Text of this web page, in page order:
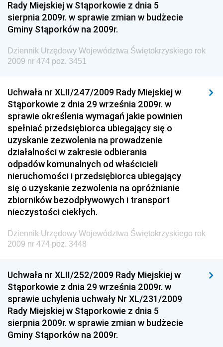
Dziennik Urzędowy Ministra Gospodarki Morskiej i
Żeglugi Śródlądowej
Dziennik Urzędowy Ministra Energii
Dziennik Urzędowy Ministra Finansów
Dziennik Urzędowy Ministra Rozwoju i Finansów
Dziennik Urzędowy Wyższego Urzędu Górniczego
Dziennik Urzędowy Prezesa Urzędu Transportu
Kolejowego
Dziennik Urzędowy Ministra Przedsiębiorczości i
Technologii
Dziennik Urzędowy Ministra Inwestycji i Rozwoju
Dziennik Urzędowy Naczelnego Dyrektora Archiwów
Państwowych
Dziennik Urzędowy Ministra Finansów, Inwestycji i
Rozwoju
Dziennik Urzędowy Ministra Sportu
Dziennik Urzędowy Ministra Funduszy i Polityki
Regionalnej
Dziennik Urzędowy Ministra Aktywów Państwowych
Dziennik Urzędowy Ministra Zdrowia
Rady Miejskiej w Stąporkowie z dnia 5
sierpnia 2009r. w sprawie zmian w budżecie
Gminy Stąporków na 2009r.
Dziennik Urzędowy Województwa Świętokrzyskiego rok
2009 nr 474 poz. 3451
Uchwała nr XLII/247/2009 Rady Miejskiej w
Stąporkowie z dnia 29 września 2009r. w
sprawie określenia wymagań jakie powinien
spełniać przedsiębiorca ubiegający się o
uzyskanie zezwolenia na prowadzenie
działalności w zakresie odbierania
odpadów komunalnych od właścicieli
nieruchomości i przedsiębiorca ubiegający
się o uzyskanie zezwolenia na opróżnianie
zbiorników bezodpływowych i transport
nieczystości ciekłych.
Dziennik Urzędowy Województwa Świętokrzyskiego rok
2009 nr 474 poz. 3448
Uchwała nr XLII/252/2009 Rady Miejskiej w
Stąporkowie z dnia 29 września 2009r. w
sprawie uchylenia uchwały Nr XL/231/2009
Rady Miejskiej w Stąporkowie z dnia 5
sierpnia 2009r. w sprawie zmian w budżecie
Gminy Stąporków na 2009r.